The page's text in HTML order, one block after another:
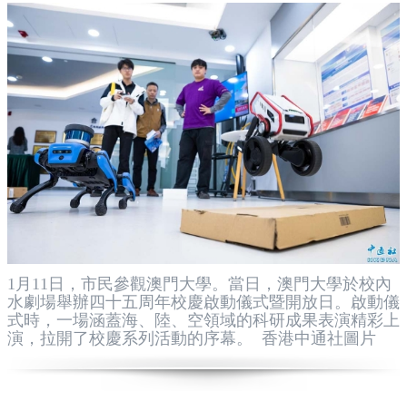
1月11日，市民參觀澳門大學。當日，澳門大學於校內
水劇場舉辦四十五周年校慶啟動儀式暨開放日。啟動儀
式時，一場涵蓋海、陸、空領域的科研成果表演精彩上
演，拉開了校慶系列活動的序幕。 香港中通社圖片